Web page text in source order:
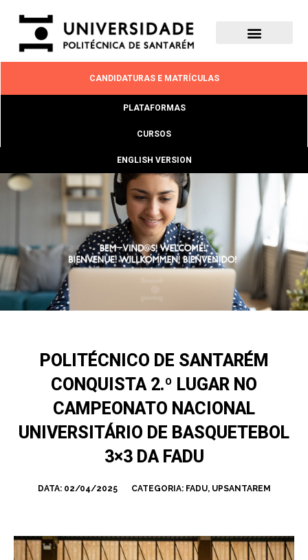
CANDIDATURAS E MATRÍCULAS
PLATAFORMAS
CURSOS
ENGLISH VERSION
POLITÉCNICO DE SANTARÉM
CONQUISTA 2.º LUGAR NO
CAMPEONATO NACIONAL
UNIVERSITÁRIO DE BASQUETEBOL
3×3 DA FADU
DATA: 02/04/2025 CATEGORIA: FADU, UPSANTAREM